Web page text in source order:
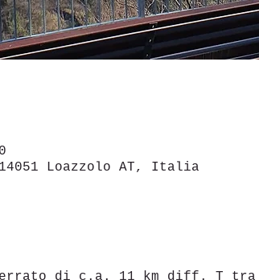
Loazzolo AT, Italia
sterrato di c.a. 11 km diff. T